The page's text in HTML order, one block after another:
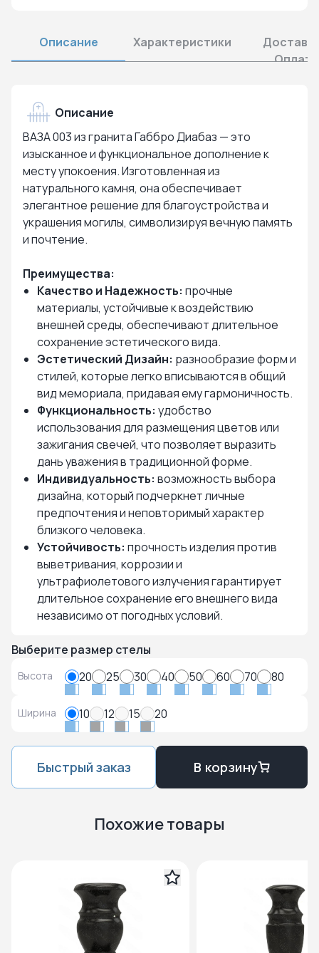
Описание Характеристики
Оплата
Описание
ВАЗА 003 из гранита Габбро Диабаз — это
изысканное и функциональное дополнение к
месту упокоения. Изготовленная из
натурального камня, она обеспечивает
элегантное решение для благоустройства и
украшения могилы, символизируя вечную память
и почтение.
Преимущества:
Качество и Надежность: прочные
материалы, устойчивые к воздействию
внешней среды, обеспечивают длительное
сохранение эстетического вида.
Эстетический Дизайн: разнообразие форм и
стилей, которые легко вписываются в общий
вид мемориала, придавая ему гармоничность.
Функциональность: удобство
использования для размещения цветов или
зажигания свечей, что позволяет выразить
дань уважения в традиционной форме.
Индивидуальность: возможность выбора
дизайна, который подчеркнет личные
предпочтения и неповторимый характер
близкого человека.
Устойчивость: прочность изделия против
выветривания, коррозии и
ультрафиолетового излучения гарантирует
длительное сохранение его внешнего вида
независимо от погодных условий.
Выберите размер стелы
Высота 20 25 30 40 50 60 70 80
Ширина 10 12 15 20
Быстрый заказ В корзину
Похожие товары